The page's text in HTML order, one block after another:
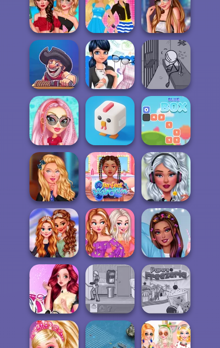
Too Cool For
School
Canyon Defence
Disney Single
Princesses
Hello Summer
Barbie's College
Outfit
Stylist For A Star
Arianna
Pirate Treasure
Hook
Parisian Girl Back
To School
Henry Stickmin
Escaping The
Pr...
Social Media
Influencers
Crossy Chicken Blue Box
Hogwarts Girls
My Perfect Hair
Salon
Princesses
Grunge
Rockstars
Coronation Ball
Off Shoulder Top
Designer
Pastel Academia
Merida